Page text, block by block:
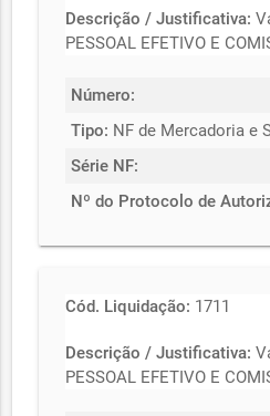
Descrição / Justificativa:
PESSOAL EFETIVO E
Número:
Tipo: NF de Mercadoria e
Série NF:
Nº do Protocolo de
Cód. Liquidação: 1711
Descrição / Justificativa:
PESSOAL EFETIVO E